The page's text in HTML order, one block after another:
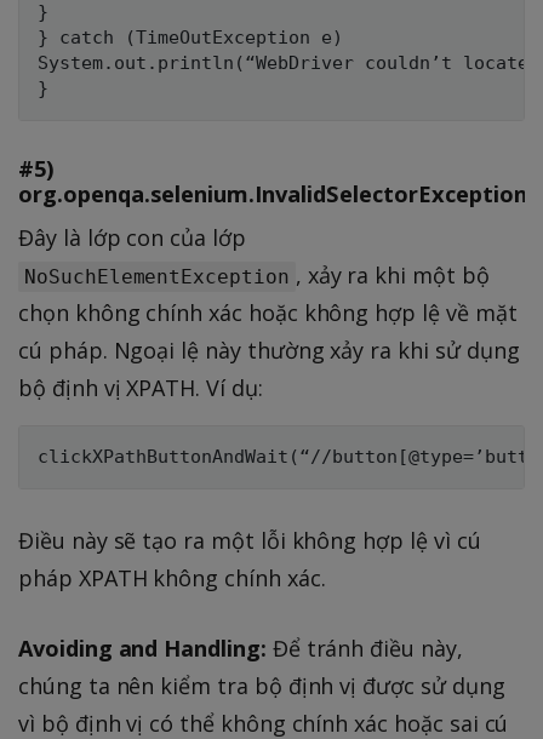
}
} catch (TimeOutException e)
System.out.println(“WebDriver couldn’t
#5)
org.openqa.selenium.InvalidSelectorException
Đây là lớp con của lớp
NoSuchElementException , xảy ra khi một bộ
chọn không chính xác hoặc không hợp lệ về mặt
cú pháp. Ngoại lệ này thường xảy ra khi sử dụng
bộ định vị XPATH. Ví dụ:
Điều này sẽ tạo ra một lỗi không hợp lệ vì cú
pháp XPATH không chính xác.
Avoiding and Handling: Để tránh điều này,
chúng ta nên kiểm tra bộ định vị được sử dụng
vì bộ định vị có thể không chính xác hoặc sai cú